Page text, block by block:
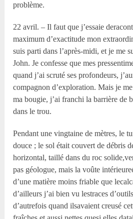
problème.
22 avril. – Il faut que j’essaie
maximum d’exactitude mon
suis parti dans l’après-midi, et je me
John. Je confesse que mes
quand j’ai scruté ses profondeurs,
compagnon d’exploration. Mais je
ma bougie, j’ai franchi la barrière de
dans le trou.
Pendant une vingtaine de mètres, le
douce ; le sol était couvert de débris
horizontal, taillé dans du roc
pas géologue, mais la voûte
d’une matière moins friable que
d’ailleurs j’ai bien vu lestraces
d’autrefois quand ilsavaient creusé